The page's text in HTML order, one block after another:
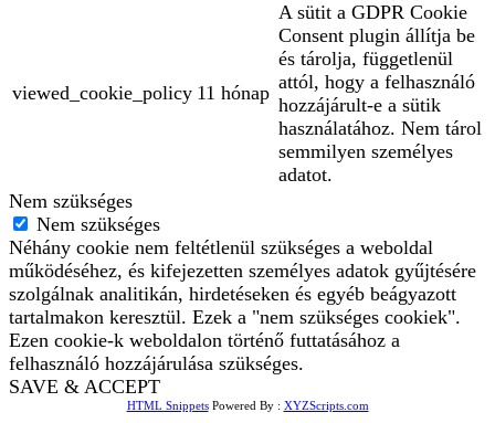
viewed_cookie_policy 11 hónap
A sütit a GDPR Cookie
Consent plugin állítja be
és tárolja, függetlenül
attól, hogy a felhasználó
hozzájárult-e a sütik
használatához. Nem tárol
semmilyen személyes
adatot.
Nem szükséges
Nem szükséges
Néhány cookie nem feltétlenül szükséges a weboldal
működéséhez, és kifejezetten személyes adatok gyűjtésére
szolgálnak analitikán, hirdetéseken és egyéb beágyazott
tartalmakon keresztül. Ezek a "nem szükséges cookiek".
Ezen cookie-k weboldalon történő futtatásához a
felhasználó hozzájárulása szükséges.
SAVE & ACCEPT
HTML SnippetsPowered By : XYZScripts.com